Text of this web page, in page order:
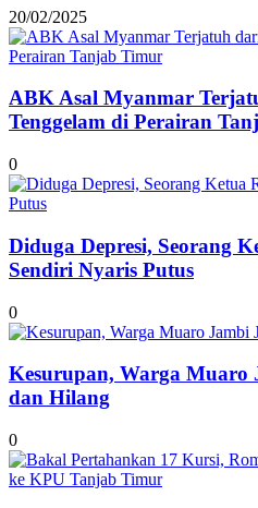
20/02/2025
ABK Asal Myanmar
Tenggelam di Perairan
0
Diduga Depresi, Seorang
Sendiri Nyaris Putus
0
Kesurupan, Warga Muaro
dan Hilang
0